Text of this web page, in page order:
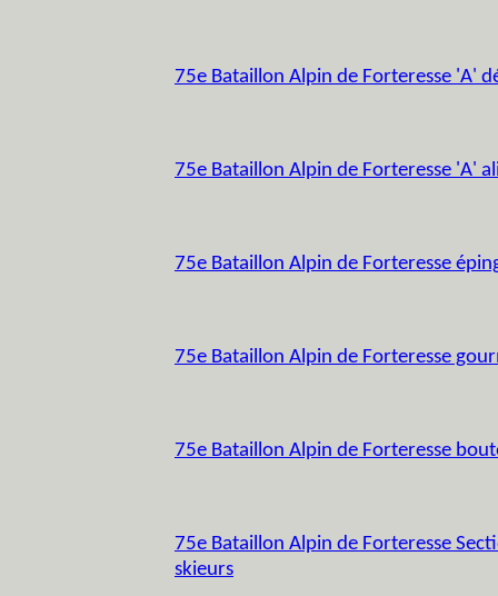
75e Bataillon Alpin de Forteresse 'A'
75e Bataillon Alpin de Forteresse 'A'
75e Bataillon Alpin de Forteresse
75e Bataillon Alpin de Forteresse
75e Bataillon Alpin de Forteresse
75e Bataillon Alpin de Forteresse
skieurs